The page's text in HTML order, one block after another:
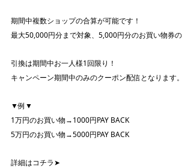
期間中複数ショップの合算が可能です！
最大50,000円分まで対象、5,000円分のお買い物券の
引換は期間中お一人様1回限り！
キャンペーン期間中のみのクーポン配信となります。
▼例▼
1万円のお買い物→1000円PAY BACK
5万円のお買い物→5000円PAY BACK
詳細はコチラ➤